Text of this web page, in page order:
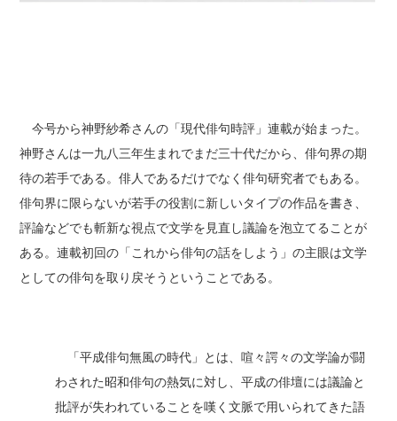
今号から神野紗希さんの「現代俳句時評」連載が始まった。
神野さんは一九八三年生まれでまだ三十代だから、俳句界の期
待の若手である。俳人であるだけでなく俳句研究者でもある。
俳句界に限らないが若手の役割に新しいタイプの作品を書き、
評論などでも斬新な視点で文学を見直し議論を泡立てることが
ある。連載初回の「これから俳句の話をしよう」の主眼は文学
としての俳句を取り戻そうということである。
「平成俳句無風の時代」とは、喧々諤々の文学論が闘
わされた昭和俳句の熱気に対し、平成の俳壇には議論と
批評が失われていることを嘆く文脈で用いられてきた語